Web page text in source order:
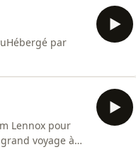
par
Lennox pour
voyage à